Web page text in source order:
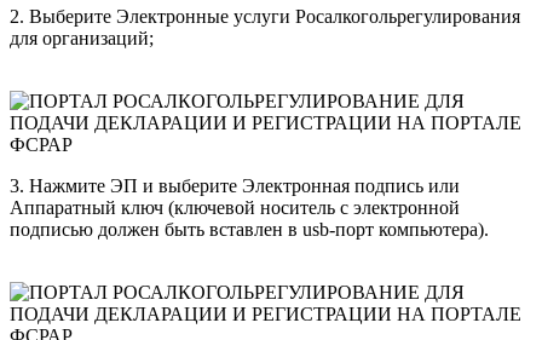
2. Выберите Электронные услуги Росалкогольрегулирования
для организаций;
3. Нажмите ЭП и выберите Электронная подпись или
Аппаратный ключ (ключевой носитель с электронной
подписью должен быть вставлен в usb-порт компьютера).